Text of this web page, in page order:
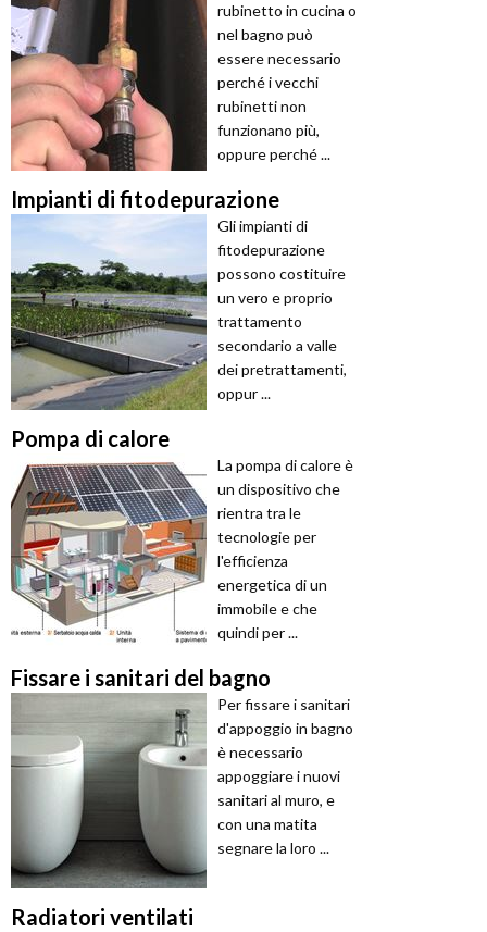
rubinetto in cucina o
nel bagno può
essere necessario
perché i vecchi
rubinetti non
funzionano più,
oppure perché ...
Impianti di fitodepurazione
Gli impianti di
fitodepurazione
possono costituire
un vero e proprio
trattamento
secondario a valle
dei pretrattamenti,
oppur ...
Pompa di calore
La pompa di calore è
un dispositivo che
rientra tra le
tecnologie per
l'efficienza
energetica di un
immobile e che
quindi per ...
Fissare i sanitari del bagno
Per fissare i sanitari
d'appoggio in bagno
è necessario
appoggiare i nuovi
sanitari al muro, e
con una matita
segnare la loro ...
Radiatori ventilati